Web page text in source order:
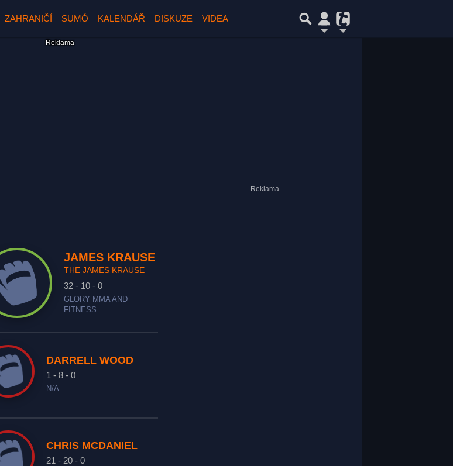
ZAHRANIČÍ SUMÓ KALENDÁŘ DISKUZE VIDEA
JAMES KRAUSE
THE JAMES KRAUSE
32 - 10 - 0
GLORY MMA AND
FITNESS
DARRELL WOOD
1 - 8 - 0
N/A
CHRIS MCDANIEL
21 - 20 - 0